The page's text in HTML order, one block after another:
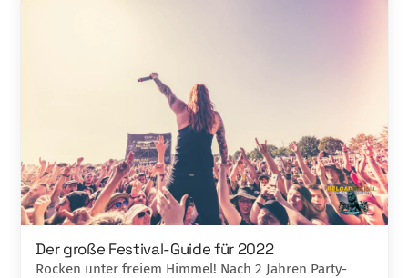
Der große Festival-Guide für 2022
Rocken unter freiem Himmel! Nach 2 Jahren Party-